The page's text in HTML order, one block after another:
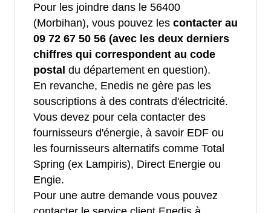
Pour les joindre dans le 56400
(Morbihan), vous pouvez les contacter au
09 72 67 50 56 (avec les deux derniers
chiffres qui correspondent au code
postal du département en question).
En revanche, Enedis ne gère pas les
souscriptions à des contrats d'électricité.
Vous devez pour cela contacter des
fournisseurs d'énergie, à savoir EDF ou
les fournisseurs alternatifs comme Total
Spring (ex Lampiris), Direct Energie ou
Engie.
Pour une autre demande vous pouvez